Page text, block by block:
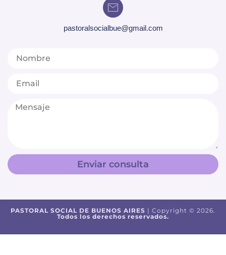
pastoralsocialbue@gmail.com
Enviar consulta
PASTORAL SOCIAL DE BUENOS AIRES | Copyright © 2026.
Todos los derechos reservados.